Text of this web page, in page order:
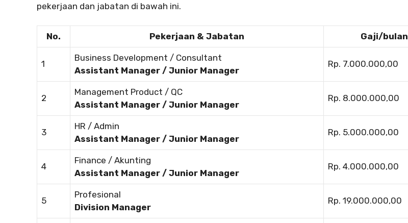
pekerjaan dan jabatan di bawah ini.
No. Pekerjaan & Jabatan Gaji/bulan
1
Business Development / Consultant
Assistant Manager / Junior Manager
Rp. 7.000.000,00
2
Management Product / QC
Assistant Manager / Junior Manager
Rp. 8.000.000,00
3
HR / Admin
Assistant Manager / Junior Manager
Rp. 5.000.000,00
4
Finance / Akunting
Assistant Manager / Junior Manager
Rp. 4.000.000,00
5
Profesional
Division Manager
Rp. 19.000.000,00